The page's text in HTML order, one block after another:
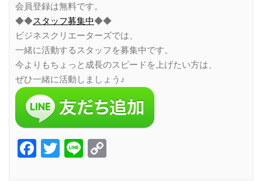
会員登録は無料です。
◆◆スタッフ募集中◆◆
ビジネスクリエーターズでは、
一緒に活動するスタッフを募集中です。
今よりもちょっと成長のスピードを上げたい方は、
ぜひ一緒に活動しましょう♪
Facebook
Twitter
Line